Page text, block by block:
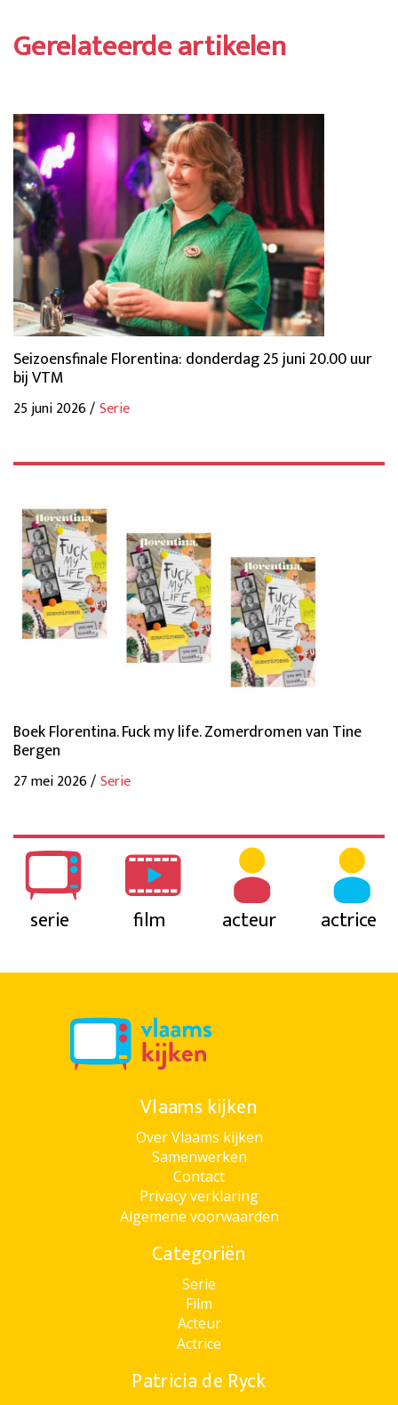
Gerelateerde artikelen
Seizoensfinale Florentina: donderdag 25 juni 20.00 uur
bij VTM
25 juni 2026 /Serie
Boek Florentina. Fuck my life. Zomerdromen van Tine
Bergen
27 mei 2026 /Serie
serie film acteur actrice
Vlaams kijken
Over Vlaams kijken
Samenwerken
Contact
Privacy verklaring
Algemene voorwaarden
Categoriën
Serie
Film
Acteur
Actrice
Patricia de Ryck